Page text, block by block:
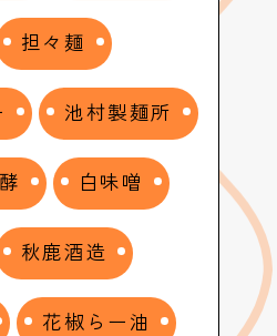
担々麺
池村製麺所
白味噌
秋鹿酒造
花椒らー油